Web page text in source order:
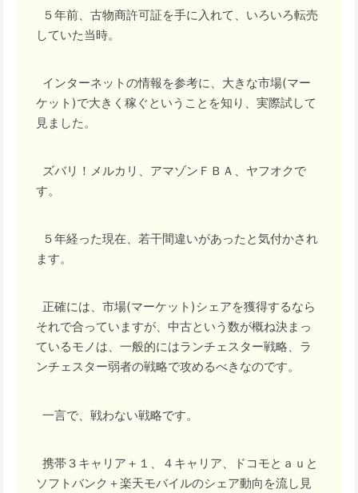
５年前、古物商許可証を手に入れて、いろいろ転売
していた当時。
インターネットの情報を参考に、大きな市場(マー
ケット)で大きく稼ぐということを知り、実際試して
見ました。
ズバリ！メルカリ、アマゾンＦＢＡ、ヤフオクで
す。
５年経った現在、若干間違いがあったと気付かされ
ます。
正確には、市場(マーケット)シェアを獲得するなら
それで合っていますが、中古という数が概ね決まっ
ているモノは、一般的にはランチェスター戦略、ラ
ンチェスター弱者の戦略で攻めるべきなのです。
一言で、戦わない戦略です。
携帯３キャリア＋１、４キャリア、ドコモとａｕと
ソフトバンク＋楽天モバイルのシェア動向を流し見